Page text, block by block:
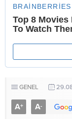
GENEL
A+ A-